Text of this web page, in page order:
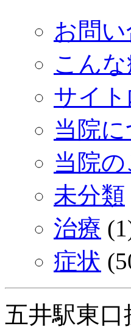
お問
こん
サイト
当院
当院の
未分類
治療
症状
五井駅東口